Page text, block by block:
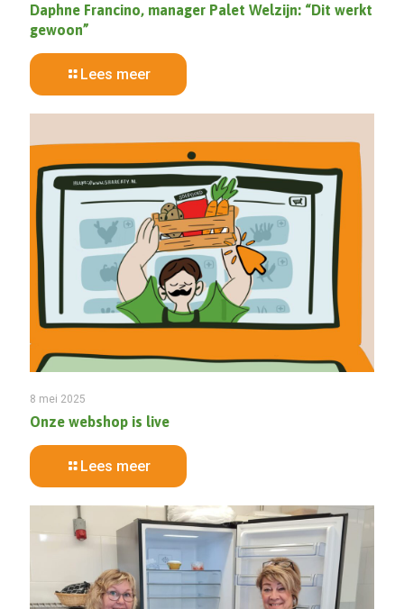
Daphne Francino, manager Palet Welzijn: “Dit werkt
gewoon”
Lees meer
8 mei 2025
Onze webshop is live
Lees meer